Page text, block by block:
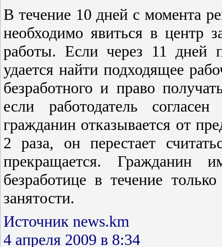
В течение 10 дней с момента
необходимо явиться в центр
работы. Если через 11 дней
удается найти подходящее
безработного и право
если работодатель
гражданин отказывается от
2 раза, он перестает
прекращается. Гражданин
безработице в течение
занятости.
Источник news.km
4 апреля 2009 в 8:34